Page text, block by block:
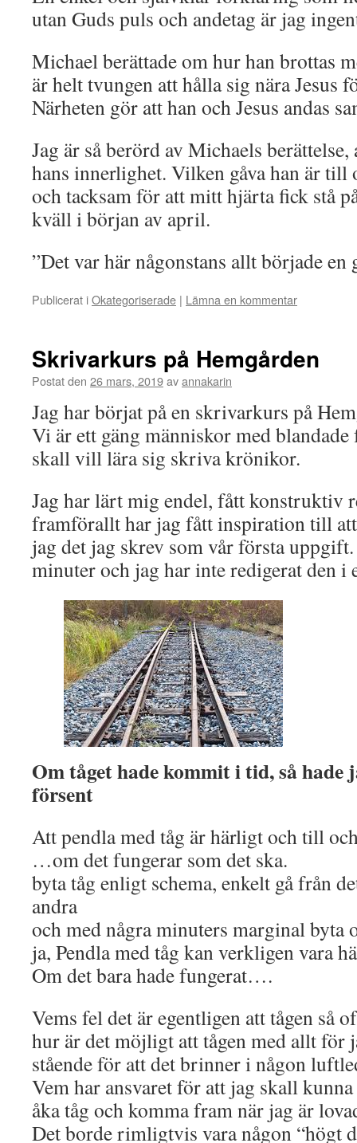
utan Guds puls och andetag är jag
Michael berättade om hur han brottas
är helt tvungen att hålla sig nära Jesus
Närheten gör att han och Jesus andas
Jag är så berörd av Michaels
hans innerlighet. Vilken gåva han är
och tacksam för att mitt hjärta fick stå
kväll i början av april.
”Det var här någonstans allt började
Publicerat iOkategoriserade | Lämna en kommentar
Skrivarkurs på Hemgården
Postat den 26 mars, 2019avannakarin
Jag har börjat på en skrivarkurs på
Vi är ett gäng människor med
skall vill lära sig skriva krönikor.
Jag har lärt mig endel, fått konstruktiv
framförallt har jag fått inspiration till
jag det jag skrev som vår första
minuter och jag har inte redigerat den i
Om tåget hade kommit i tid, så hade
försent
Att pendla med tåg är härligt och till
…om det fungerar som det ska.
byta tåg enligt schema, enkelt gå från
andra
och med några minuters marginal byta
ja, Pendla med tåg kan verkligen vara
Om det bara hade fungerat….
Vems fel det är egentligen att tågen så
hur är det möjligt att tågen med allt för
stående för att det brinner i någon
Vem har ansvaret för att jag skall kunna
åka tåg och komma fram när jag är
Det borde rimligtvis vara någon “högt